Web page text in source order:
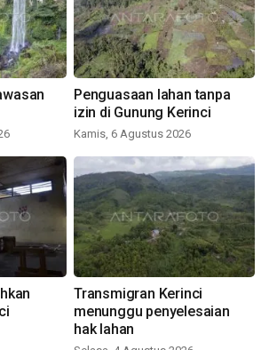
Penguasaan lahan tanpa
izin di Gunung Kerinci
Kamis, 6 Agustus 2026
Transmigran Kerinci
menunggu penyelesaian
hak lahan